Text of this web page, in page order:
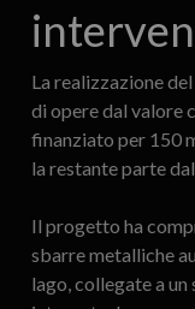
La realizzazione
di opere dal valore
finanziato per 150
la restante parte
Il progetto ha
sbarre metalliche
lago, collegate a